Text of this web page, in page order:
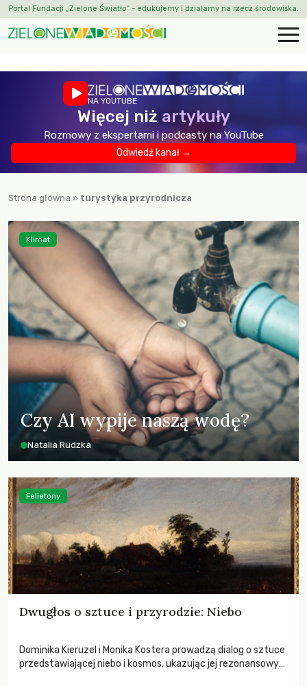
Portal Fundacji „Zielone Światło” - edukujemy i działamy na rzecz środowiska.
NA YOUTUBE
Więcej niż artykuły
Rozmowy z ekspertami i podcasty na YouTube
Odwiedź kanał →
Strona główna » turystyka przyrodnicza
Czy AI wypije naszą wodę?
Natalia Rudzka
Klimat
Dwugłos o sztuce i przyrodzie: Niebo
Dominika Kieruzel i Monika Kostera prowadzą dialog o sztuce
przedstawiającej niebo i kosmos, ukazując jej rezonansowy
Felietony